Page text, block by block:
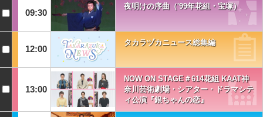
09:30
夜明けの序曲（'99年花組・宝塚）
12:00
タカラヅカニュース総集編
13:00
NOW ON STAGE＃614花組 KAAT神
奈川芸術劇場・シアター・ドラマシテ
ィ公演『銀ちゃんの恋』